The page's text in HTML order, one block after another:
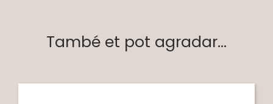
També et pot agradar...